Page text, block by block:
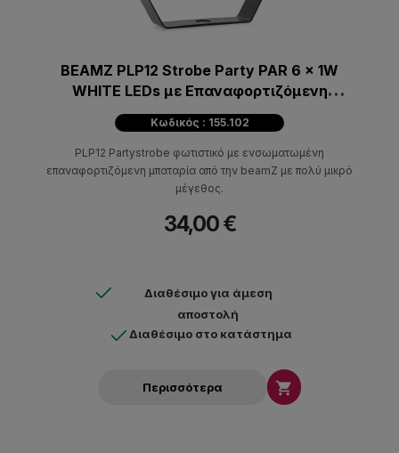
BEAMZ PLP12 Strobe Party PAR 6 x 1W
WHITE LEDs με Επαναφορτιζόμενη
μπαταρία και Τηλεχειριστήριο
Κωδικός : 155.102
PLP12 Partystrobe φωτιστικό με ενσωματωμένη
επαναφορτιζόμενη μπαταρία από την beamZ με πολύ μικρό
μέγεθος.
34,00 €
Διαθέσιμο για άμεση
αποστολή
Διαθέσιμο στο κατάστημα
Περισσότερα 